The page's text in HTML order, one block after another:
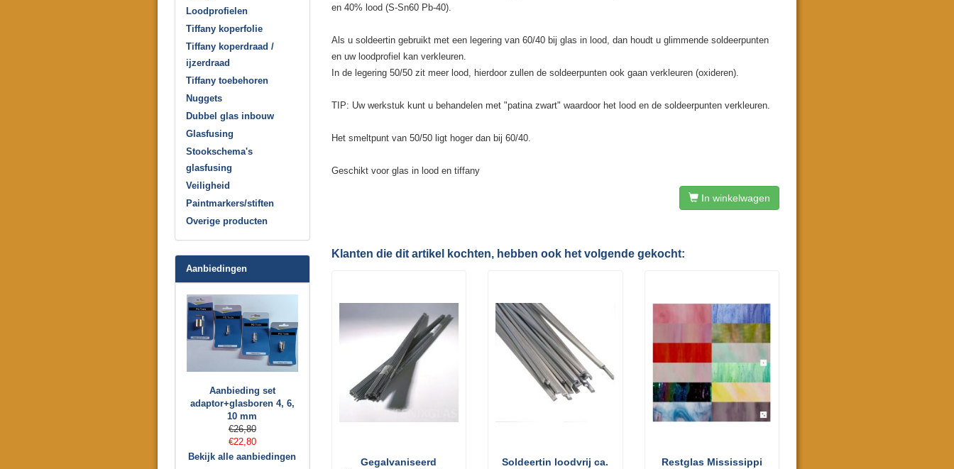
en 40% lood (S-Sn60 Pb-40).
Als u soldeertin gebruikt met een legering van 60/40 bij glas in lood, dan houdt u glimmende soldeerpunten
en uw loodprofiel kan verkleuren.
In de legering 50/50 zit meer lood, hierdoor zullen de soldeerpunten ook gaan verkleuren (oxideren).
TIP: Uw werkstuk kunt u behandelen met "patina zwart" waardoor het lood en de soldeerpunten verkleuren.
Het smeltpunt van 50/50 ligt hoger dan bij 60/40.
Geschikt voor glas in lood en tiffany
In winkelwagen
Klanten die dit artikel kochten, hebben ook het volgende gekocht:
Gegalvaniseerd
Soldeertin loodvrij ca.
Restglas Mississippi
Loodprofielen
Tiffany koperfolie
Tiffany koperdraad /
ijzerdraad
Tiffany toebehoren
Nuggets
Dubbel glas inbouw
Glasfusing
Stookschema's
glasfusing
Veiligheid
Paintmarkers/stiften
Overige producten
Aanbiedingen
Aanbieding set
adaptor+glasboren 4, 6,
10 mm
€26,80
€22,80
Bekijk alle aanbiedingen